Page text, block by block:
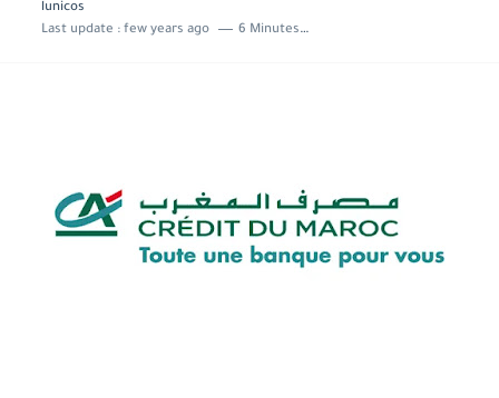
lunicos
Last update : few years ago 6 Minutes to read